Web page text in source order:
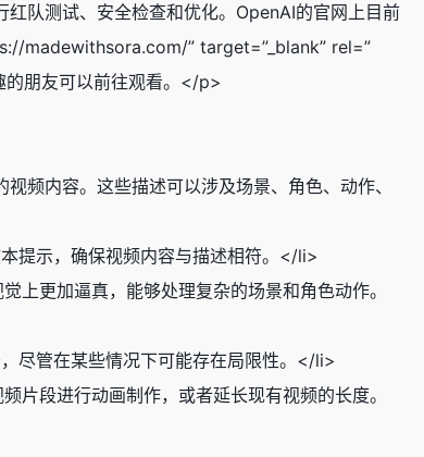
队测试、安全检查和优化。OpenAI的官网上目前
madewithsora.com/” target=”_blank” rel=”
朋友可以前往观看。</p>
内容。这些描述可以涉及场景、角色、动作、
提示，确保视频内容与描述相符。</li>
更加逼真，能够处理复杂的场景和角色动作。
尽管在某些情况下可能存在局限性。</li>
段进行动画制作，或者延长现有视频的长度。